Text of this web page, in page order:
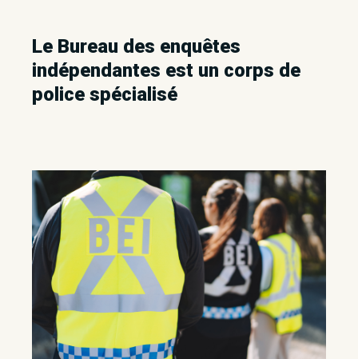
Le Bureau des enquêtes
indépendantes est un corps de
police spécialisé